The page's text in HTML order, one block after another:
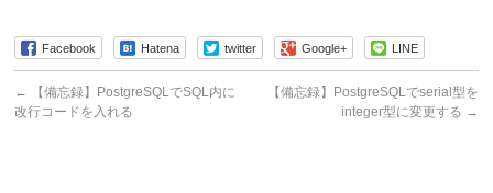
Facebook Hatena twitter Google+ LINE
←
【備忘録】PostgreSQLでSQL内に
改行コードを入れる
【備忘録】PostgreSQLでserial型を
integer型に変更する →